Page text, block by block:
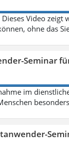
Video zeigt
ohne das
Seminar
im